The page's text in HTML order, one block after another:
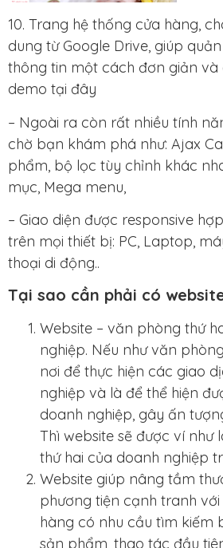
10. Trang hệ thống cửa hàng,
dung từ Google Drive, giúp
thông tin một cách đơn giản và
demo tại đây
– Ngoài ra còn rất nhiều tính
chờ bạn khám phá như: Ajax
phẩm, bộ lọc tùy chỉnh khác
mục, Mega menu,
– Giao diện được responsive
trên mọi thiết bị: PC, Laptop,
thoại di động..
Tại sao cần phải có
Website – văn phòng thứ
nghiệp. Nếu như văn
nơi để thực hiện các giao
nghiệp và là để thể hiện
doanh nghiệp, gây ấn
Thì website sẽ được ví
thứ hai của doanh nghiệp
Website giúp nâng tầm
phương tiện cạnh tranh với
hàng có nhu cầu tìm kiếm
sản phẩm, thao tác đầu